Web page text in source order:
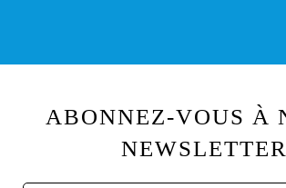
ABONNEZ-VOUS À
NEWSLETTER